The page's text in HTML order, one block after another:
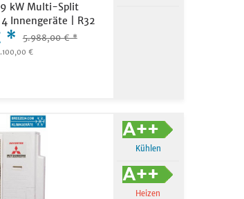
kW Multi-Split
Innengeräte | R32
* 5.988,00 € *
€
Kühlen
Heizen